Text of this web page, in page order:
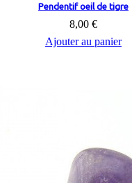
Ajouter au panier
Pendentif oeil de tigre
8,00 €